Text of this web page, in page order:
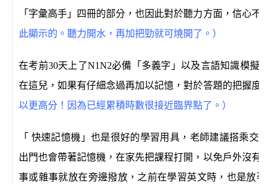
「字彙高手」四冊的部分，也因此對於聽力方面，信心不
此顯示的。聽力開水，再加把勁就可燒開了。）
在考前30天上了N1N2必備「多義字」以及言語知識模擬
在這兒，如果有仔細念過再加以記憶，對於答題的把握度
以更高分！因為已經累積時數很接近臨界點了。）
「 快速記憶機」也是很好的學習用具，老師建議搭乘交
出門也會帶著記憶機，在家先把課程打開，以免戶外沒有
事或雜事就放在旁邊撥放，之前在學習英文時，也是放著